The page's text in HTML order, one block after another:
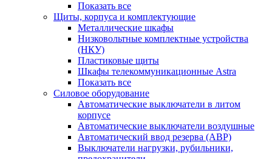
Показать все
Щиты, корпуса и комплектующие
Металлические шкафы
Низковольтные комплектные устройства
(НКУ)
Пластиковые щиты
Шкафы телекоммуникационные Astra
Показать все
Силовое оборудование
Автоматические выключатели в литом
корпусе
Автоматические выключатели воздушные
Автоматический ввод резерва (АВР)
Выключатели нагрузки, рубильники,